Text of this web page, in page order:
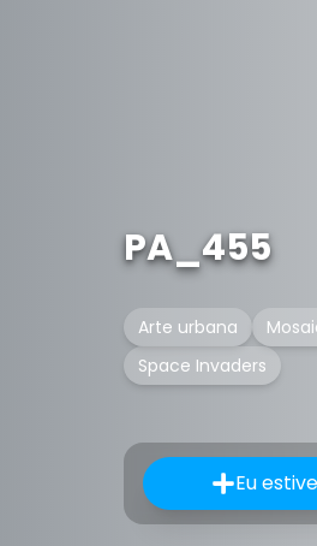
PA_455
Arte urbana
Space Invaders
Eu